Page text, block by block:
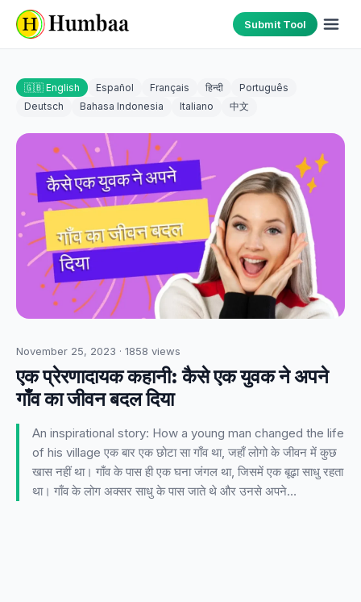
Submit Tool
🇬🇧 English Español Français हिन्दी
Português
Deutsch
Bahasa Indonesia Italiano 中文
November 25, 2023 · 1858 views
एक प्रेरणादायक कहानी: कैसे एक युवक ने अपने
गाँव का जीवन बदल दिया
An inspirational story: How a young man changed the life
of his village एक बार एक छोटा सा गाँव था, जहाँ लोगो के जीवन में कुछ
खास नहीं था। गाँव के पास ही एक घना जंगल था, जिसमें एक बूढ़ा साधु रहता
था। गाँव के लोग अक्सर साधु के पास जाते थे और उनसे अपने…